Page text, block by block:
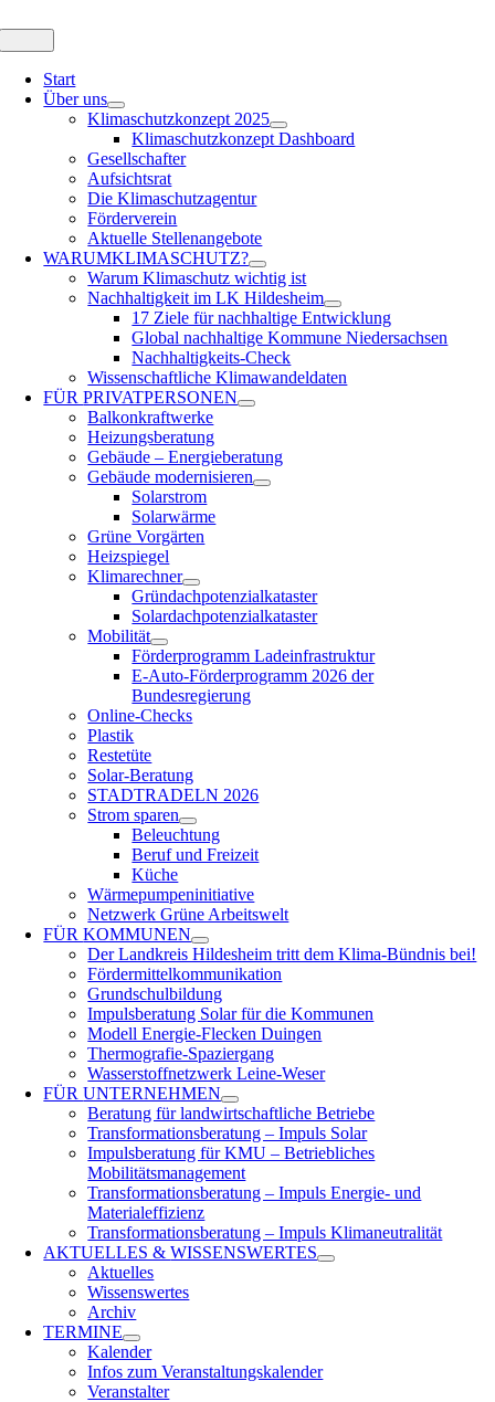
springen
Navigation
Start
Über uns
Klimaschutzkonzept 2025
Klimaschutzkonzept Dashboard
Gesellschafter
Aufsichtsrat
Die Klimaschutzagentur
Förderverein
Aktuelle Stellenangebote
WARUMKLIMASCHUTZ?
Warum Klimaschutz wichtig ist
Nachhaltigkeit im LK Hildesheim
17 Ziele für nachhaltige Entwicklung
Global nachhaltige Kommune Niedersachsen
Nachhaltigkeits-Check
Wissenschaftliche Klimawandeldaten
FÜRPRIVATPERSONEN
Balkonkraftwerke
Heizungsberatung
Gebäude – Energieberatung
Gebäude modernisieren
Solarstrom
Solarwärme
Grüne Vorgärten
Heizspiegel
Klimarechner
Gründachpotenzialkataster
Solardachpotenzialkataster
Mobilität
Förderprogramm Ladeinfrastruktur
E-Auto-Förderprogramm 2026 der
Bundesregierung
Online-Checks
Plastik
Restetüte
Solar-Beratung
STADTRADELN 2026
Strom sparen
Beleuchtung
Beruf und Freizeit
Küche
Wärmepumpeninitiative
Netzwerk Grüne Arbeitswelt
FÜRKOMMUNEN
Der Landkreis Hildesheim tritt dem Klima-Bündnis bei!
Fördermittelkommunikation
Grundschulbildung
Impulsberatung Solar für die Kommunen
Modell Energie-Flecken Duingen
Thermografie-Spaziergang
Wasserstoffnetzwerk Leine-Weser
FÜRUNTERNEHMEN
Beratung für landwirtschaftliche Betriebe
Transformationsberatung – Impuls Solar
Impulsberatung für KMU – Betriebliches
Mobilitätsmanagement
Transformationsberatung – Impuls Energie- und
Materialeffizienz
Transformationsberatung – Impuls Klimaneutralität
AKTUELLES &WISSENSWERTES
Aktuelles
Wissenswertes
Archiv
TERMINE
Kalender
Infos zum Veranstaltungskalender
Veranstalter